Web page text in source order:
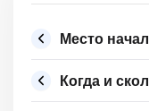
Место
Когда и